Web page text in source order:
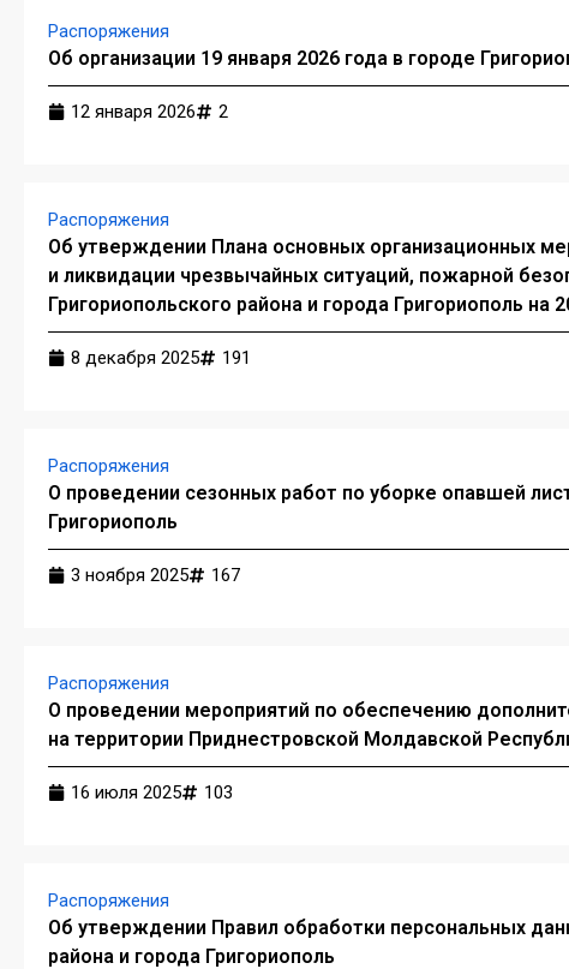
Распоряжения
Об организации 19 января 2026 года в городе
12 января 2026 2
Распоряжения
Об утверждении Плана основных организационных
и ликвидации чрезвычайных ситуаций, пожарной
Григориопольского района и города Григориополь на
8 декабря 2025 191
Распоряжения
О проведении сезонных работ по уборке опавшей
Григориополь
3 ноября 2025 167
Распоряжения
О проведении мероприятий по обеспечению
на территории Приднестровской Молдавской
16 июля 2025 103
Распоряжения
Об утверждении Правил обработки персональных
района и города Григориополь